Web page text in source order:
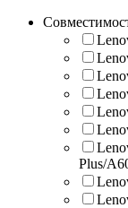
Plus/